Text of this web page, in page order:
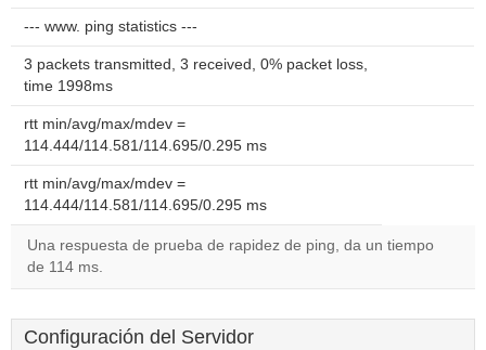
--- www. ping statistics ---
3 packets transmitted, 3 received, 0% packet loss,
time 1998ms
rtt min/avg/max/mdev =
114.444/114.581/114.695/0.295 ms
rtt min/avg/max/mdev =
114.444/114.581/114.695/0.295 ms
Una respuesta de prueba de rapidez de ping, da un tiempo
de 114 ms.
Configuración del Servidor